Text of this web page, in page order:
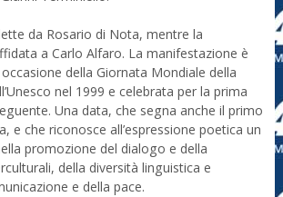
da Rosario di Nota, mentre la
a Carlo Alfaro. La manifestazione è
della Giornata Mondiale della
nel 1999 e celebrata per la prima
Una data, che segna anche il primo
e che riconosce all’espressione poetica un
promozione del dialogo e della
della diversità linguistica e
e della pace.